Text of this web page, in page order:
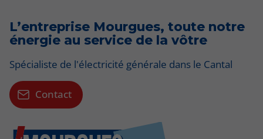
L’entreprise Mourgues, toute notre
énergie au service de la vôtre
Spécialiste de l'électricité générale dans le Cantal
Contact